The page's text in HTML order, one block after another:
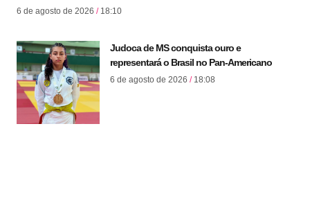
6 de agosto de 2026 18:10
Judoca de MS conquista ouro e
representará o Brasil no Pan-Americano
6 de agosto de 2026 18:08